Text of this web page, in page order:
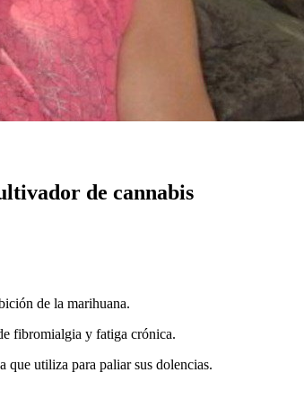
de cannabis
de la marihuana.
fibromialgia y fatiga crónica.
que utiliza para paliar sus dolencias.